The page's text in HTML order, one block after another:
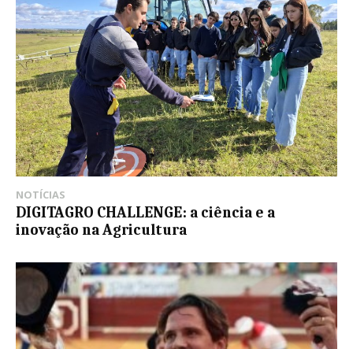
NOTÍCIAS
DIGITAGRO CHALLENGE: a ciência e a
inovação na Agricultura